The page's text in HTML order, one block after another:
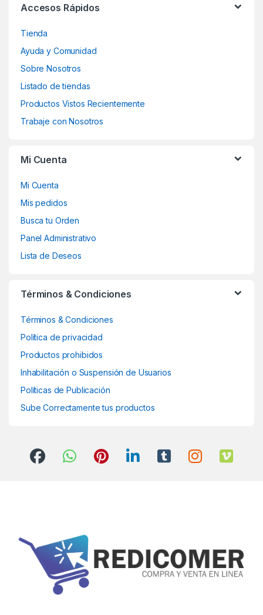
Accesos Rápidos
Tienda
Ayuda y Comunidad
Sobre Nosotros
Listado de tiendas
Productos Vistos Recientemente
Trabaje con Nosotros
Mi Cuenta
Mi Cuenta
Mis pedidos
Busca tu Orden
Panel Administrativo
Lista de Deseos
Términos & Condiciones
Términos & Condiciones
Política de privacidad
Productos prohibidos
Inhabilitación o Suspensión de Usuarios
Políticas de Publicación
Sube Correctamente tus productos